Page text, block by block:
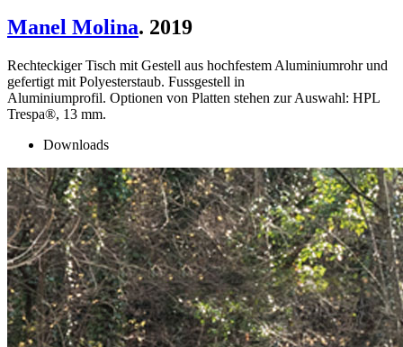
Manel Molina. 2019
Rechteckiger Tisch mit Gestell aus hochfestem Aluminiumrohr und
gefertigt mit Polyesterstaub. Fussgestell in
Aluminiumprofil. Optionen von Platten stehen zur Auswahl: HPL
Trespa®, 13 mm.
Downloads